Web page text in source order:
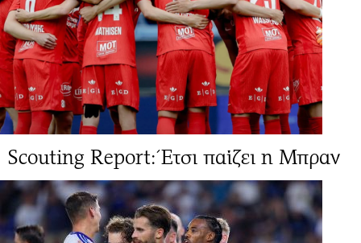
Scouting Report: Έτσι παίζει η Μπραν